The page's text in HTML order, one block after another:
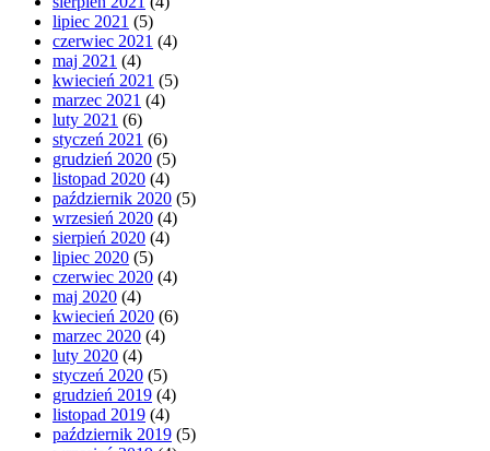
lipiec 2021 (5)
czerwiec 2021 (4)
maj 2021 (4)
kwiecień 2021 (5)
marzec 2021 (4)
luty 2021 (6)
styczeń 2021 (6)
grudzień 2020 (5)
listopad 2020 (4)
październik 2020 (5)
wrzesień 2020 (4)
sierpień 2020 (4)
lipiec 2020 (5)
czerwiec 2020 (4)
maj 2020 (4)
kwiecień 2020 (6)
marzec 2020 (4)
luty 2020 (4)
styczeń 2020 (5)
grudzień 2019 (4)
listopad 2019 (4)
październik 2019 (5)